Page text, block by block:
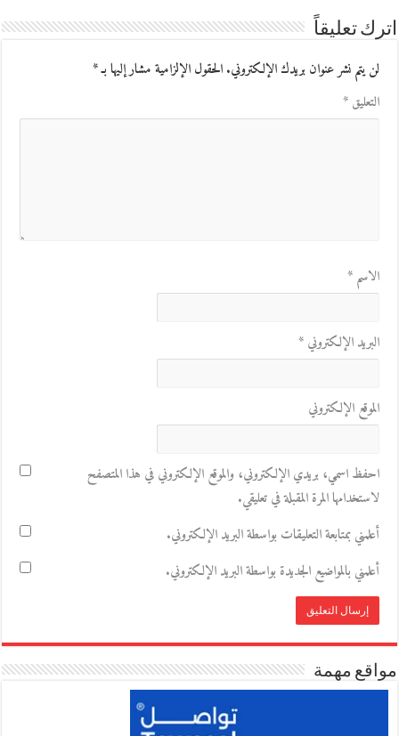
اترك تعليقاً
لن يتم نشر عنوان بريدك الإلكتروني.الحقول الإلزامية مشار إليها بـ*
التعليق*
الاسم*
البريد الإلكتروني*
الموقع الإلكتروني
احفظ اسمي، بريدي الإلكتروني، والموقع الإلكتروني في هذا المتصفح
لاستخدامها المرة المقبلة في تعليقي.
أعلمني بمتابعة التعليقات بواسطة البريد الإلكتروني.
أعلمني بالمواضيع الجديدة بواسطة البريد الإلكتروني.
مواقع مهمة